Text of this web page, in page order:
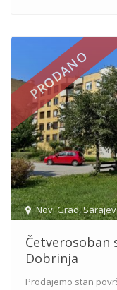
Novi Grad,
PRODANO
Četverosoban
Dobrinja
Prodajemo stan